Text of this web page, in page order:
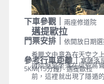
邁提歐拉
希臘文中意為在天空之
道院就是坐落在這些高
前，這裡就出現了隱遁
下車參觀｜ 兩座修道院
門票安排｜ 依開放日期
參考行車距離｜塞薩洛
5KM(15分鐘) - 邁提歐拉